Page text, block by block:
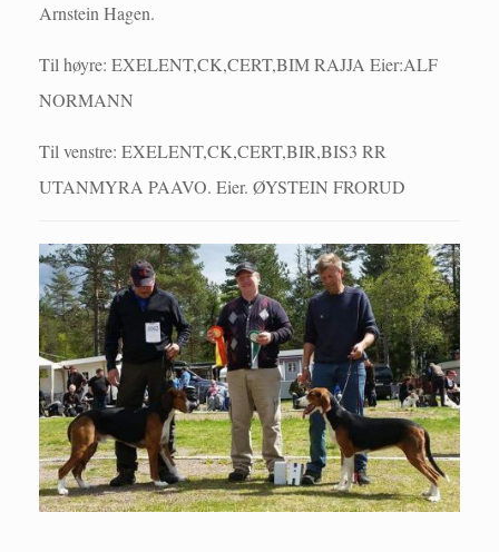
Arnstein Hagen.
Til høyre: EXELENT,CK,CERT,BIM RAJJA Eier:ALF
NORMANN
Til venstre: EXELENT,CK,CERT,BIR,BIS3 RR
UTANMYRA PAAVO. Eier. ØYSTEIN FRORUD